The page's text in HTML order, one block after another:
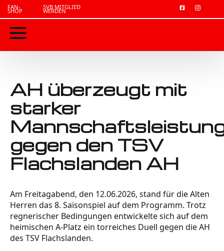
FAN-
SHOP
SVB MITGLIED
WERDEN
AH überzeugt mit
starker
gegen den TSV
Flachslanden AH
Am Freitagabend, den 12.06.2026, stand für die Alten
Herren das 8. Saisonspiel auf dem Programm. Trotz
regnerischer Bedingungen entwickelte sich auf dem
heimischen A-Platz ein torreiches Duell gegen die AH
des TSV Flachslanden.